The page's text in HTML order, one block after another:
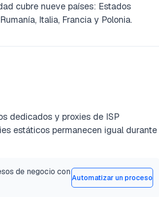
cubre nueve países: Estados
Italia, Francia y Polonia.
dedicados y proxies de ISP
estáticos permanecen igual durante
de negocio con
Automatizar un proceso